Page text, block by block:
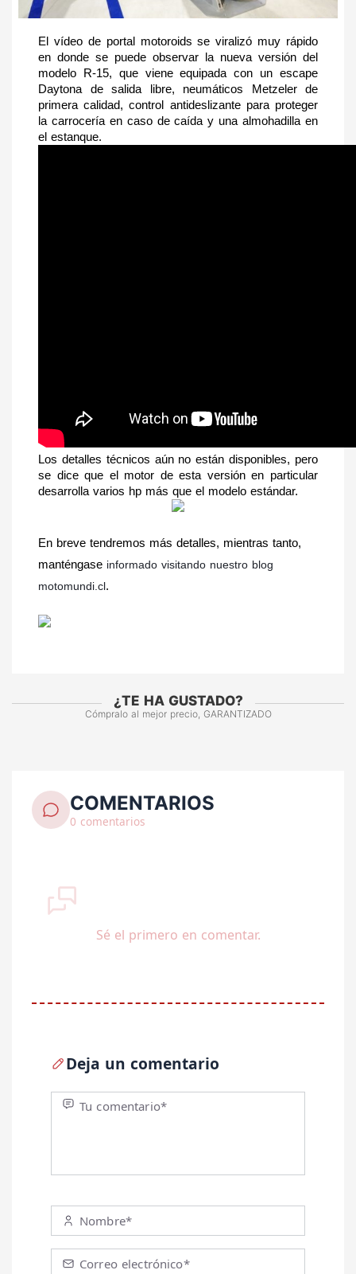
El vídeo de portal motoroids se viralizó muy rápido
en donde se puede observar la nueva versión del
modelo R-15, que viene equipada con un escape
Daytona de salida libre, neumáticos Metzeler de
primera calidad, control antideslizante para proteger
la carrocería en caso de caída y una almohadilla en
el estanque.
Los detalles técnicos aún no están disponibles, pero
se dice que el motor de esta versión en particular
desarrolla varios hp más que el modelo estándar.
En breve tendremos más detalles, mientras tanto,
manténgase informado visitando nuestro blog
motomundi.cl.
¿TE HA GUSTADO?
Cómpralo al mejor precio, GARANTIZADO
COMENTARIOS
0 comentarios
Sé el primero en comentar.
Deja un comentario
Tu comentario*
Nombre*
Correo electrónico*